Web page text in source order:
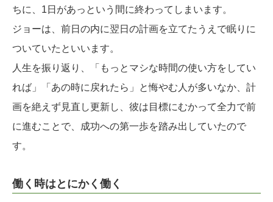
ちに、1日があっという間に終わってしまいます。
ジョーは、前日の内に翌日の計画を立てたうえで眠りに
ついていたといいます。
人生を振り返り、「もっとマシな時間の使い方をしてい
れば」「あの時に戻れたら」と悔やむ人が多いなか、計
画を絶えず見直し更新し、彼は目標にむかって全力で前
に進むことで、成功への第一歩を踏み出していたので
す。
働く時はとにかく働く